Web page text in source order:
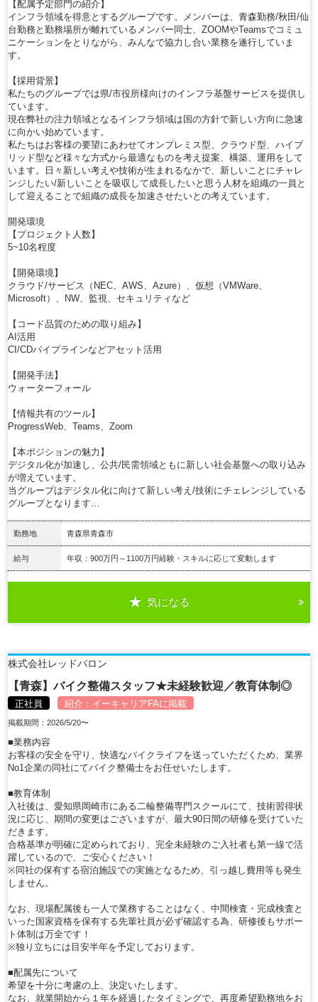
【配属予定部門の紹介】
インフラ領域を得意とするグループです。メンバーは、青森勤務/秋田/仙
台勤務と勤務場所が離れているメンバー同士、ZOOMやTeamsでコミュ
ニケーションをとりながら、みんなで協力し合い業務を遂行していま
す。
【採用背景】
私たちのグループでは県/市役所様向けのインフラ基盤サービスを提供し
ています。
現在弊社の注力領域となるインフラ領域は国の方針で新しい方向に急速
に向かい始めています。
私たちはお客様の要望にあわせてオンプレミス型、クラウド型、ハイブ
リッド型など様々な方式から最適なものを考え提案、構築、運用をして
います。日々新しい考えや技術が生まれるなかで、新しいことにチャレ
ンジしたい/新しいことを吸収して成長したいと思う人材を組織の一員と
して迎えることで組織の成長を加速させたいとの考えています。
開発環境
【プロジェクト人数】
5~10名程度
【開発環境】
クラウド/サービス（NEC、AWS、Azure）、仮想（VMWare、
Microsoft）、NW、監視、セキュリティなど
【コード品質のための取り組み】
AI活用
CI/CDパイプラインなどアセット活用
【開発手法】
ウォーターフォール
【情報共有のツール】
ProgressWeb、Teams、Zoom
【本ポジションの魅力】
デジタル化が加速し、公共/民需領域ともに新しい社会基盤への取り込み
が増えています。
当グループはデジタル化に向けて新しい考え/技術にチェレンジしている
グループとなります…
勤務地 青森県青森市
給与 年収：900万円～1100万円経験・スキルに応じて変動します
気になる
株式会社レッドバロン
【青森】バイク整備スタッフ★未経験歓迎／教育体制◎
正社員 紹介： イーキャリアFAに掲載
掲載期間：2026/5/20〜
■業務内容
お客様の安全を守り、快適なバイクライフを送っていただくため、業界
No1企業の同社にてバイク整備士をお任せいたします。
■教育体制
入社後は、愛知県岡崎市にある二輪整備専門スクールにて、技術習得状
況に応じ、期間の変更はございますが、最大90日間の研修を受けていた
だきます。
合格基準が明確に定められており、完全未経験のご入社者も第一線で活
躍しているので、ご安心ください！
※同社の保有する宿泊施設での実施となるため、引っ越し費用等も発生
しません。
なお、現場配属後も一人で業務することはなく、中間検査・完成検査と
いった国家資格を保有する先輩社員が必ず確認する為、研修後もサポー
ト体制は万全です！
※独り立ちには目安半年を予定しております。
■配属先について
希望を十分に考慮の上、決定いたします。
なお、就業開始から１年を経過したタイミングで、再度希望勤務地をお